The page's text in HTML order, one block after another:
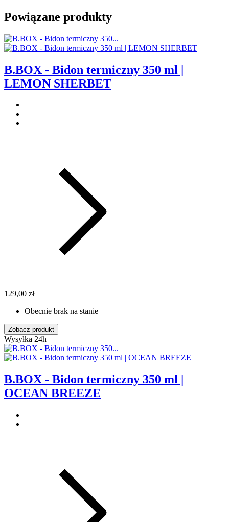
Powiązane produkty
B.BOX - Bidon termiczny 350 ml |
LEMON SHERBET
129,00 zł
Obecnie brak na stanie
Zobacz produkt
Wysyłka 24h
B.BOX - Bidon termiczny 350 ml |
OCEAN BREEZE